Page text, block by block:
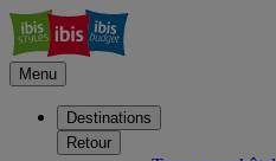
Menu
Destinations
Retour